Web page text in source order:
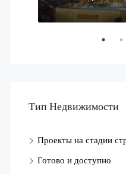
Тип Недвижимости
Проекты на стадии
Готово и доступно